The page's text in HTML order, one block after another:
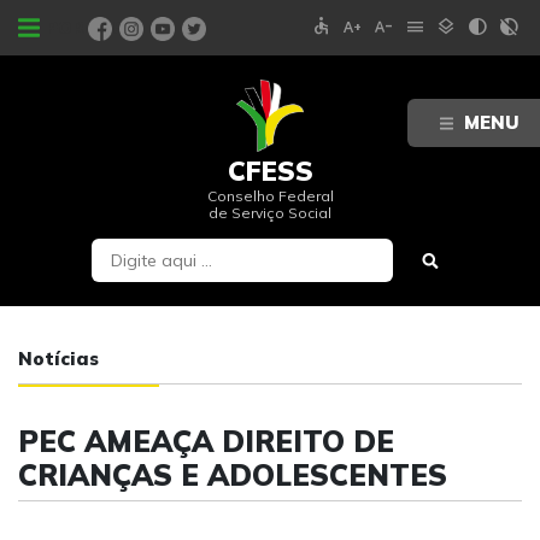
MENU
PORTAIS accessible text_increase text_decrease menu layers contrast contrast_rtl_off
CFESS
Conselho Federal
de Serviço Social
Notícias
PEC AMEAÇA DIREITO DE
CRIANÇAS E ADOLESCENTES